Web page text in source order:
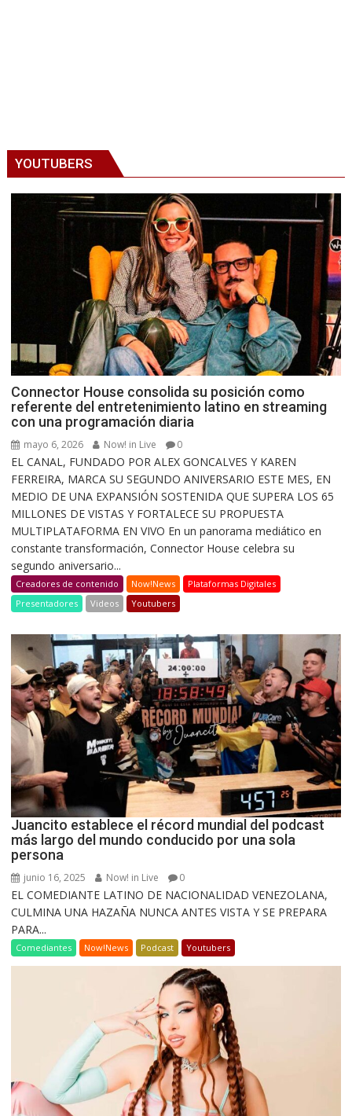
YOUTUBERS
Connector House consolida su posición como
referente del entretenimiento latino en streaming
con una programación diaria
mayo 6, 2026 Now! in Live 0
EL CANAL, FUNDADO POR ALEX GONCALVES Y KAREN
FERREIRA, MARCA SU SEGUNDO ANIVERSARIO ESTE MES, EN
MEDIO DE UNA EXPANSIÓN SOSTENIDA QUE SUPERA LOS 65
MILLONES DE VISTAS Y FORTALECE SU PROPUESTA
MULTIPLATAFORMA EN VIVO En un panorama mediático en
constante transformación, Connector House celebra su
segundo aniversario...
Creadores de contenido Now!News
Plataformas Digitales
Presentadores
Videos Youtubers
Juancito establece el récord mundial del podcast
más largo del mundo conducido por una sola
persona
junio 16, 2025 Now! in Live 0
EL COMEDIANTE LATINO DE NACIONALIDAD VENEZOLANA,
CULMINA UNA HAZAÑA NUNCA ANTES VISTA Y SE PREPARA
PARA...
Comediantes Now!News Podcast Youtubers